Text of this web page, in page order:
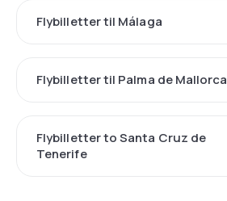
Flybilletter til Málaga
Flybilletter til Palma de Mallorca
Flybilletter to Santa Cruz de
Tenerife